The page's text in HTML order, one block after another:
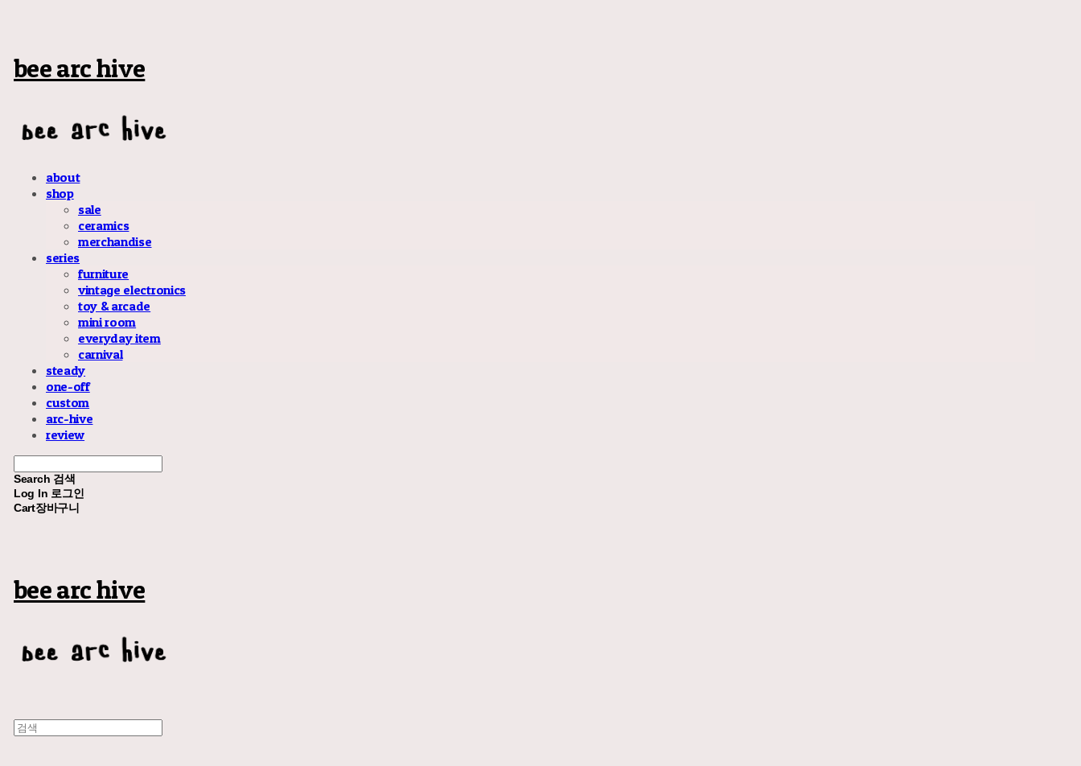
bee arc hive
about
shop
sale
ceramics
merchandise
series
furniture
vintage electronics
toy & arcade
mini room
everyday item
carnival
steady
one-off
custom
arc-hive
review
Search 검색
Log In 로그인
Cart장바구니
bee arc hive